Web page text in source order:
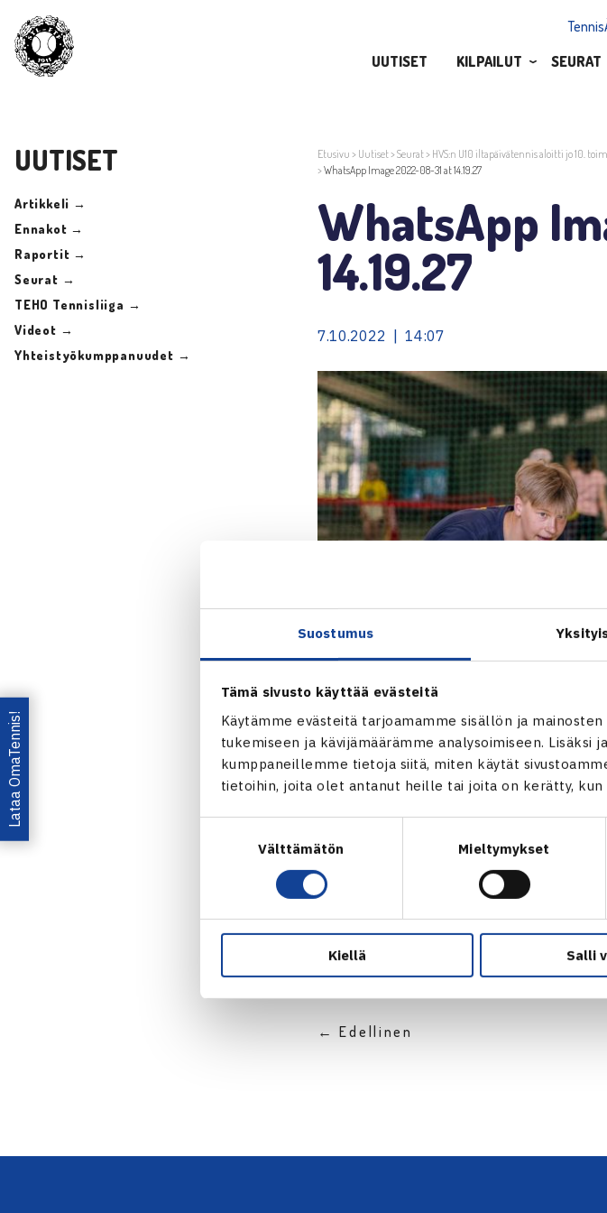
Suostumus
Tämä sivusto käyttää evästeitä
Käytämme evästeitä tarjoamamme sisällön ja
tukemiseen ja kävijämäärämme analysoimiseen. Lisäksi
kumppaneillemme tietoja siitä, miten käytät
tietoihin, joita olet antanut heille tai joita on kerätty,
Välttämätön Mieltymykset
Kiellä Salli
UUTISET
KILPAILUT SEURAT
UUTISET
Artikkeli →
Ennakot →
Raportit →
Seurat →
TEHO Tennisliiga →
Videot →
Yhteistyökumppanuudet →
Etusivu > Uutiset>Seurat> HVS:n U10 iltapäivätennis aloitti jo 10.
>WhatsApp Image 2022-08-31 at 14.19.27
WhatsApp
14.19.27
7.10.2022 | 14:07
Jaa:
← Edellinen
Lataa OmaTennis!